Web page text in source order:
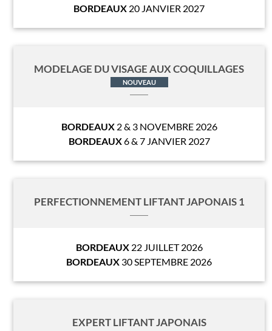
BORDEAUX 20 JANVIER 2027
MODELAGE DU VISAGE AUX COQUILLAGES
NOUVEAU
BORDEAUX 2 & 3 NOVEMBRE 2026
BORDEAUX6 & 7 JANVIER 2027
PERFECTIONNEMENT LIFTANT JAPONAIS 1
BORDEAUX 22 JUILLET 2026
BORDEAUX 30 SEPTEMBRE 2026
EXPERT LIFTANT JAPONAIS